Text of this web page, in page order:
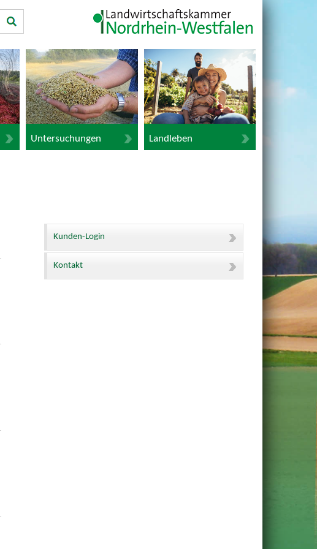
Untersuchungen Landleben
Kunden-Login
Kontakt